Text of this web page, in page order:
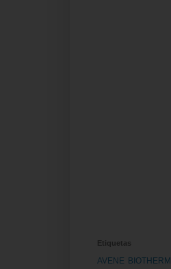
Etiquetas
AVENE BIOTHERM